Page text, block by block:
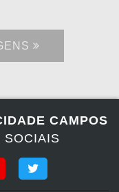
CAMPOS
SOCIAIS